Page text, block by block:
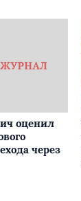
оценил
через